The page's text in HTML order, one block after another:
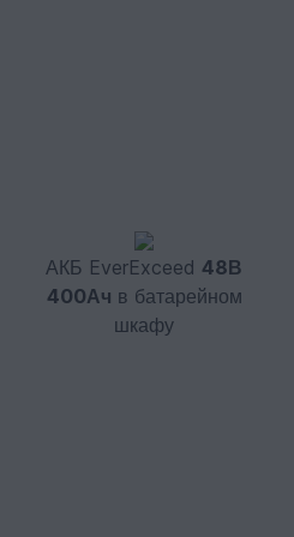
АКБ EverExceed 48В
400Ач в батарейном
шкафу